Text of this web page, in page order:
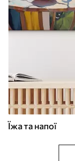
Їжа та напої